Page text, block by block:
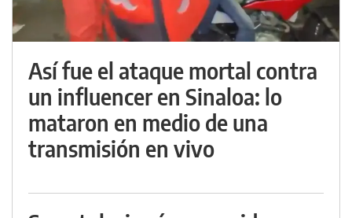
Así fue el ataque mortal contra
un influencer en Sinaloa: lo
mataron en medio de una
transmisión en vivo